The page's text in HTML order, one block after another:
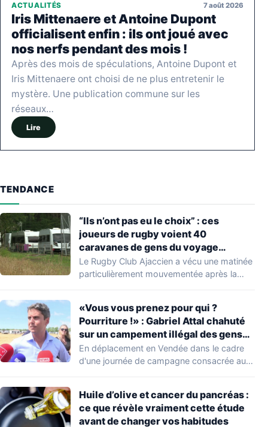
ACTUALITÉS 7 août 2026
Iris Mittenaere et Antoine Dupont
officialisent enfin : ils ont joué avec
nos nerfs pendant des mois !
Après des mois de spéculations, Antoine Dupont et
Iris Mittenaere ont choisi de ne plus entretenir le
mystère. Une publication commune sur les
réseaux…
Lire
TENDANCE
“Ils n’ont pas eu le choix” : ces
joueurs de rugby voient 40
caravanes de gens du voyage
s’installer dans leur stade, ils les
délogent en moins d’1 heure
Le Rugby Club Ajaccien a vécu une matinée
particulièrement mouvementée après la
«Vous vous prenez pour qui ?
Pourriture !» : Gabriel Attal chahuté
sur un campement illégal des gens
du voyage
En déplacement en Vendée dans le cadre
d'une journée de campagne consacrée aux
Huile d’olive et cancer du pancréas :
ce que révèle vraiment cette étude
avant de changer vos habitudes